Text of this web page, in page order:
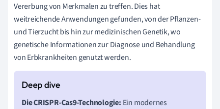
Vererbung von Merkmalen zu treffen. Dies hat
weitreichende Anwendungen gefunden, von der Pflanzen-
und Tierzucht bis hin zur medizinischen Genetik, wo
genetische Informationen zur Diagnose und Behandlung
von Erbkrankheiten genutzt werden.
Die CRISPR-Cas9-Technologie: Ein modernes